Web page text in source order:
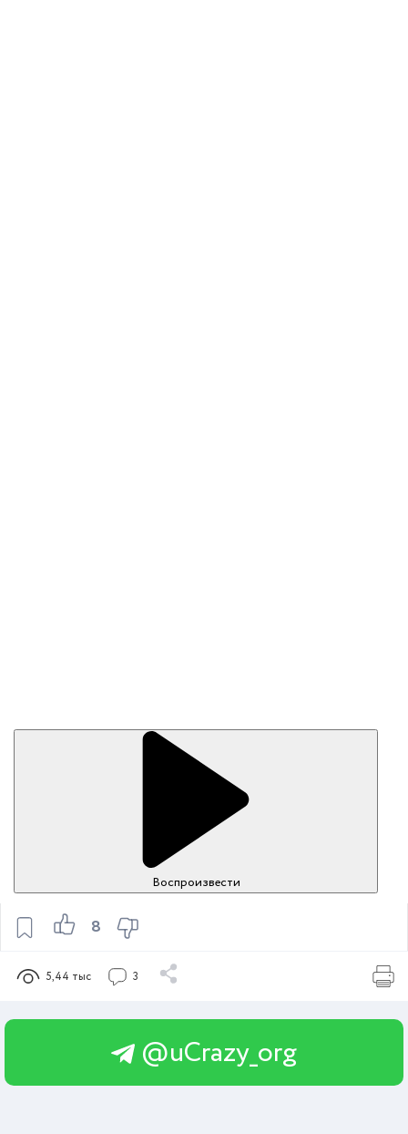
8
Воспроизвести
5,44 тыс 3
@uCrazy_org